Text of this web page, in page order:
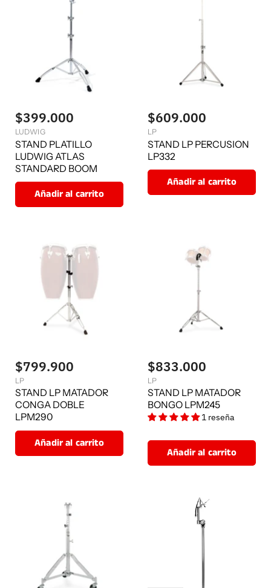
$399.000
LUDWIG
STAND PLATILLO
LUDWIG ATLAS
STANDARD BOOM
Añadir al carrito
$609.000
LP
STAND LP PERCUSION
LP332
Añadir al carrito
$799.900
LP
STAND LP MATADOR
CONGA DOBLE
LPM290
Añadir al carrito
$833.000
LP
STAND LP MATADOR
BONGO LPM245
1 reseña
Añadir al carrito